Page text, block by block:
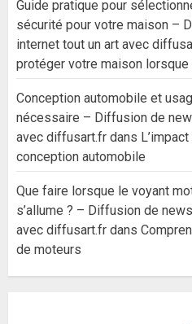
Guide pratique pour
sécurité pour votre maison –
internet tout un art avec
protéger votre maison
Conception automobile et
nécessaire – Diffusion de
avec diffusart.fr dans
conception automobile
Que faire lorsque le voyant
s’allume ? – Diffusion de
avec diffusart.fr dans
de moteurs